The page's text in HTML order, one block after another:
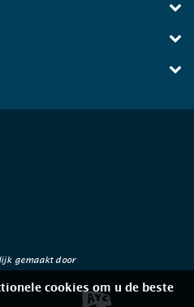
gemaakt door
cookies om u de beste